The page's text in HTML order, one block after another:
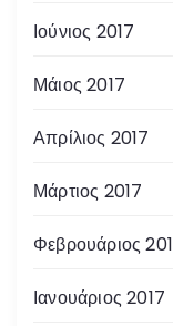
Ιούνιος 2017
Μάιος 2017
Απρίλιος 2017
Μάρτιος 2017
Φεβρουάριος
Ιανουάριος 2017